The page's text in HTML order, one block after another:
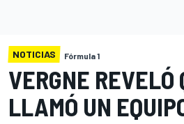
NOTICIAS Fórmula 1
VERGNE REVELÓ
LLAMÓ UN